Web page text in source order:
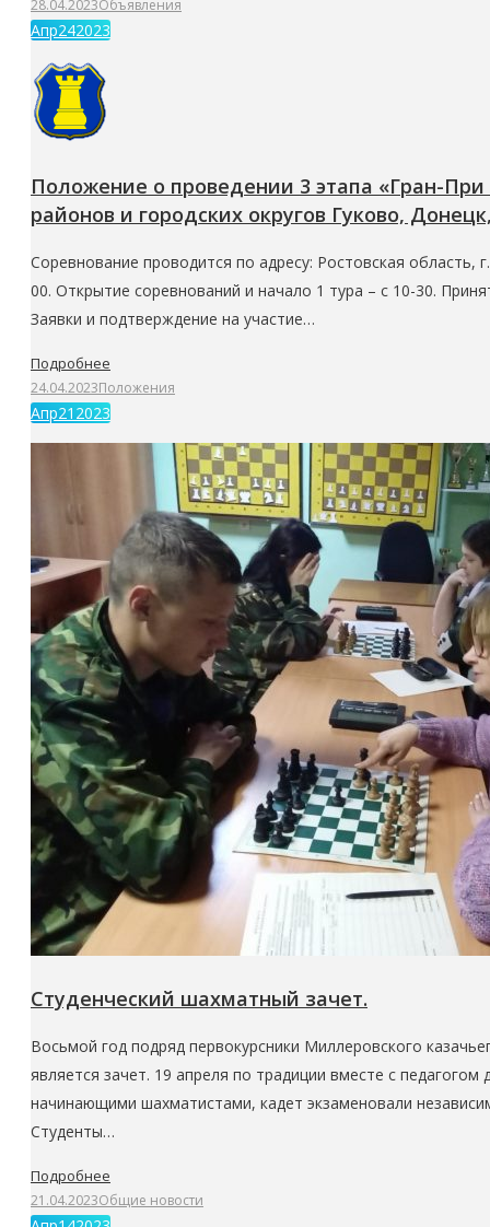
28.04.2023Объявления
Апр242023
Положение о проведении 3 этапа «Гран-
районов и городских округов Гуково,
Соревнование проводится по адресу: Ростовская область,
00. Открытие соревнований и начало 1 тура – с 10-30.
Заявки и подтверждение на участие…
Подробнее
24.04.2023Положения
Апр21 2023
Студенческий шахматный зачет.
Восьмой год подряд первокурсники Миллеровского
является зачет. 19 апреля по традиции вместе с
начинающими шахматистами, кадет экзаменовали
Студенты…
Подробнее
21.04.2023Общие новости